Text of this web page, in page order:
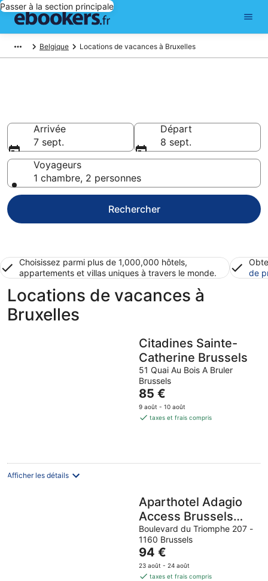
Passer à la section principale
Belgique Locations de vacances à Bruxelles
Arrivée
7 sept.
Départ
8 sept.
Voyageurs
1 chambre, 2 personnes
Rechercher
Choisissez parmi plus de 1,000,000 hôtels,
appartements et villas uniques à travers le monde.
de
Locations de vacances à
Bruxelles
Citadines Sainte-
Catherine Brussels
51 Quai Au Bois A Bruler
Brussels
Le
prix
est
nuit
85 €
9 août - 10 août
taxes et frais compris
Afficher les détails
Aparthotel Adagio
Access Brussels
Delta
Boulevard du Triomphe 207 -
1160 Brussels
Le
prix
est
94 €
23 août - 24 août
taxes et frais compris